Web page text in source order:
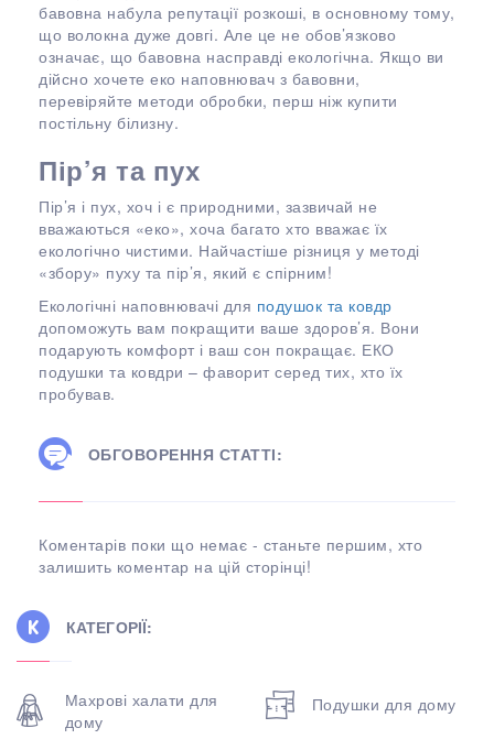
бавовна набула репутації розкоші, в основному тому,
що волокна дуже довгі. Але це не обов’язково
означає, що бавовна насправді екологічна. Якщо ви
дійсно хочете еко наповнювач з бавовни,
перевіряйте методи обробки, перш ніж купити
постільну білизну.
Пір’я та пух
Пір’я і пух, хоч і є природними, зазвичай не
вважаються «еко», хоча багато хто вважає їх
екологічно чистими. Найчастіше різниця у методі
«збору» пуху та пір’я, який є спірним!
Екологічні наповнювачі для подушок та ковдр
допоможуть вам покращити ваше здоров’я. Вони
подарують комфорт і ваш сон покращає. ЕКО
подушки та ковдри – фаворит серед тих, хто їх
пробував.
ОБГОВОРЕННЯ СТАТТІ:
Коментарів поки що немає - станьте першим, хто
залишить коментар на цій сторінці!
КАТЕГОРІЇ:
Махрові халати для
дому
Подушки для дому